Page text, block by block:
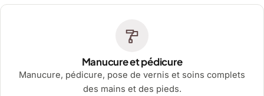
Manucure et pédicure
Manucure, pédicure, pose de vernis et soins complets
des mains et des pieds.